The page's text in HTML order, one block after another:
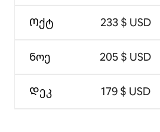
Ოქტ
Ნოე
Დეკ
233 $ USD
205 $ USD
179 $ USD